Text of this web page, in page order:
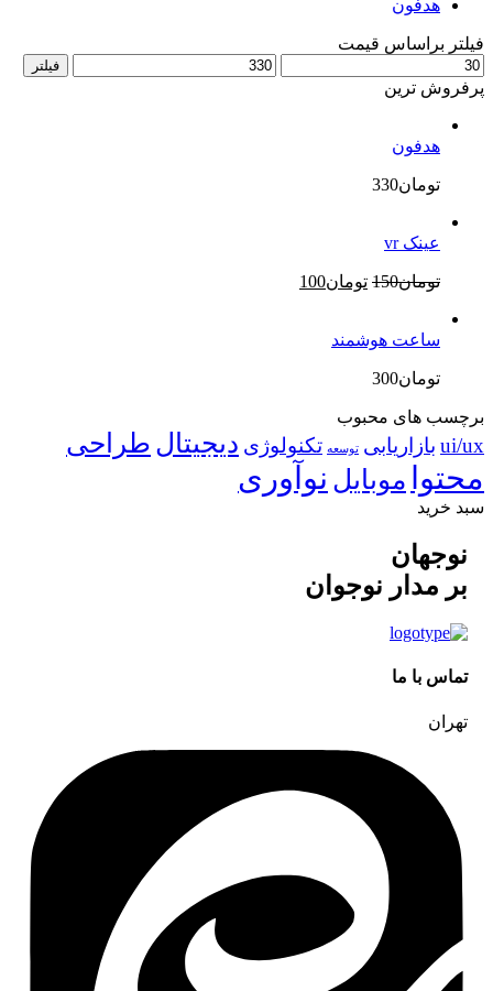
هدفون
فیلتر براساس قیمت
حداقل
قیمت
حداکثر
فیلتر
پرفروش ترین
هدفون
تومان330
عینک vr
تومان150 قیمت
بود.
تومان100
ساعت هوشمند
تومان300
برچسب های محبوب
ui/ux بازاریابی توسعه تکنولوژی دیجیتال طراحی
محتوا موبایل نوآوری
سبد خرید
نوجهان
بر مدار نوجوان
تماس با ما
تهران